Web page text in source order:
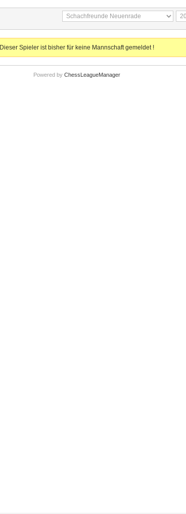
Dieser Spieler ist bisher für keine Mannschaft gemeldet !
Powered by ChessLeagueManager